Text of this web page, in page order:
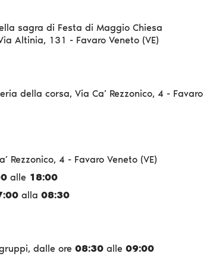
sagra di Festa di Maggio Chiesa
Altinia, 131 - Favaro Veneto (VE)
della corsa, Via Ca’ Rezzonico, 4 - Favaro
Rezzonico, 4 - Favaro Veneto (VE)
alle 18:00
alla 08:30
dalle ore 08:30 alle 09:00